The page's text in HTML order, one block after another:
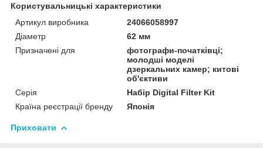
Користувальницькі характеристики
Артикул виробника
24066058997
Діаметр
62 мм
Призначені для
фотографи-початківці;
молодші моделі
дзеркальних камер; китові
об'єктиви
Серія
Набір Digital Filter Kit
Країна реєстрації бренду
Японія
Приховати